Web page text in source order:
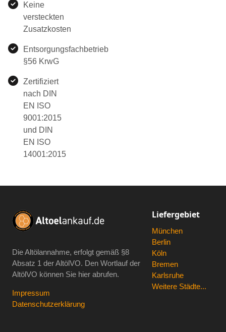
Keine
versteckten
Zusatzkosten
Entsorgungsfachbetrieb
§56 KrwG
Zertifiziert
nach DIN
EN ISO
9001:2015
und DIN
EN ISO
14001:2015
Die Altölannahme, erfolgt gemäß §8
Absatz 1 der AltölVO. Den Wortlauf der
AltölVO können Sie hier abrufen.
Impressum
Datenschutzerklärung
Liefergebiet
München
Berlin
Köln
Bremen
Karlsruhe
Weitere Städte...